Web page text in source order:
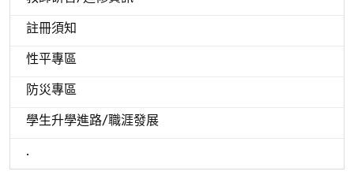
註冊須知
性平專區
防災專區
學生升學進路/職涯發展
.